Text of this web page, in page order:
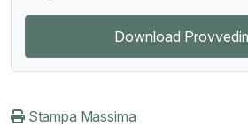
Download
Stampa Massima